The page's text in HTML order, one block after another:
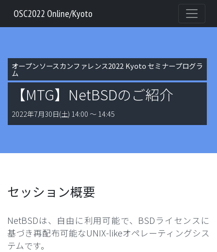
OSC2022 Online/Kyoto
オープンソースカンファレンス2022 Kyoto セミナープログラ
ム
【MTG】NetBSDのご紹介
2022年7月30日(土) 14:00 〜 14:45
セッション概要
NetBSDは、自由に利用可能で、BSDライセンスに
基づき再配布可能なUNIX-likeオペレーティングシス
テムです。